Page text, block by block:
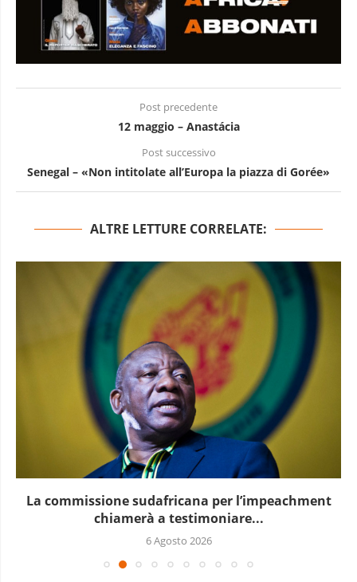
Post precedente
12 maggio – Anastácia
Post successivo
Senegal – «Non intitolate all’Europa la piazza di Gorée»
ALTRE LETTURE CORRELATE:
La commissione sudafricana per l’impeachment
chiamerà a testimoniare...
6 Agosto 2026